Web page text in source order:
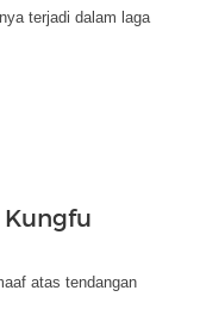
terjadi dalam laga
atas tendangan